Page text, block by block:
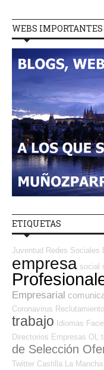
WEBS
ETIQUETAS
Juventud Redes Sociales
empresa social
Empresarial
Coronavirus Reclutamiento
trabajo Idiomas
Directorios Empresas OL
de Selección
Twitter Castilla La Mancha